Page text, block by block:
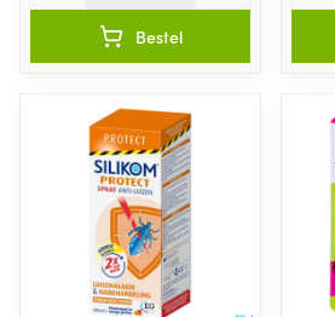
Bestel